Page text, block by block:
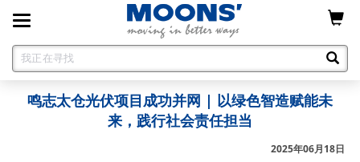
Toggle
navigation
鸣志太仓光伏项目成功并网 | 以绿色智造赋能未
来，践行社会责任担当
2025年06月18日